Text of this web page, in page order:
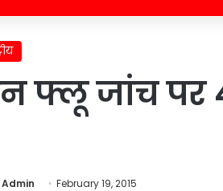
फ्लू जांच
February 19, 2015